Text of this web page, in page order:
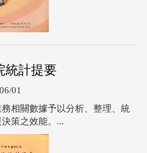
統計提要
01
相關數據予以分析、整理、統
策之效能。...